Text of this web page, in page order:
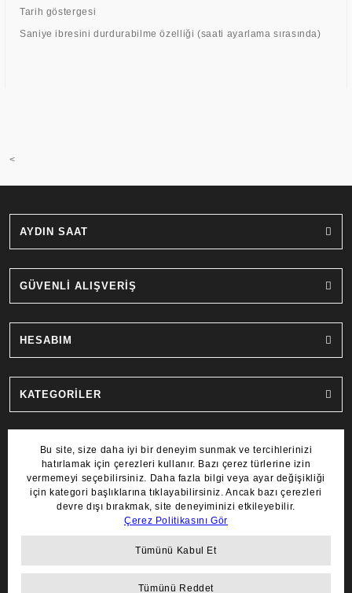
Tarih göstergesi
Saniye ibresini durdurabilme özelliği (saati ayarlama sırasında)
<
AYDIN SAAT
GÜVENLİ ALIŞVERİŞ
HESABIM
KATEGORİLER
MARKALAR